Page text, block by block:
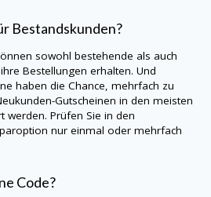
Bestandskunden?
sowohl bestehende als auch
Bestellungen erhalten. Und
haben die Chance, mehrfach zu
Gutscheinen in den meisten
werden. Prüfen Sie in den
nur einmal oder mehrfach
Code?